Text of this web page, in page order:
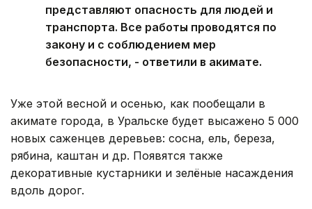
представляют опасность для людей и
транспорта. Все работы проводятся по
закону и с соблюдением мер
безопасности, - ответили в акимате.
Уже этой весной и осенью, как пообещали в
акимате города, в Уральске будет высажено 5 000
новых саженцев деревьев: сосна, ель, береза,
рябина, каштан и др. Появятся также
декоративные кустарники и зелёные насаждения
вдоль дорог.